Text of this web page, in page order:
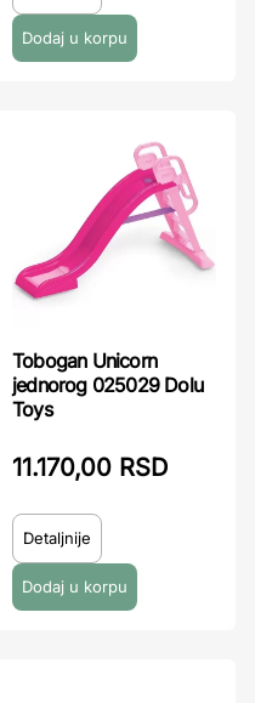
Tobogan Unicorn
jednorog 025029 Dolu
Toys
11.170,00 RSD
Detaljnije